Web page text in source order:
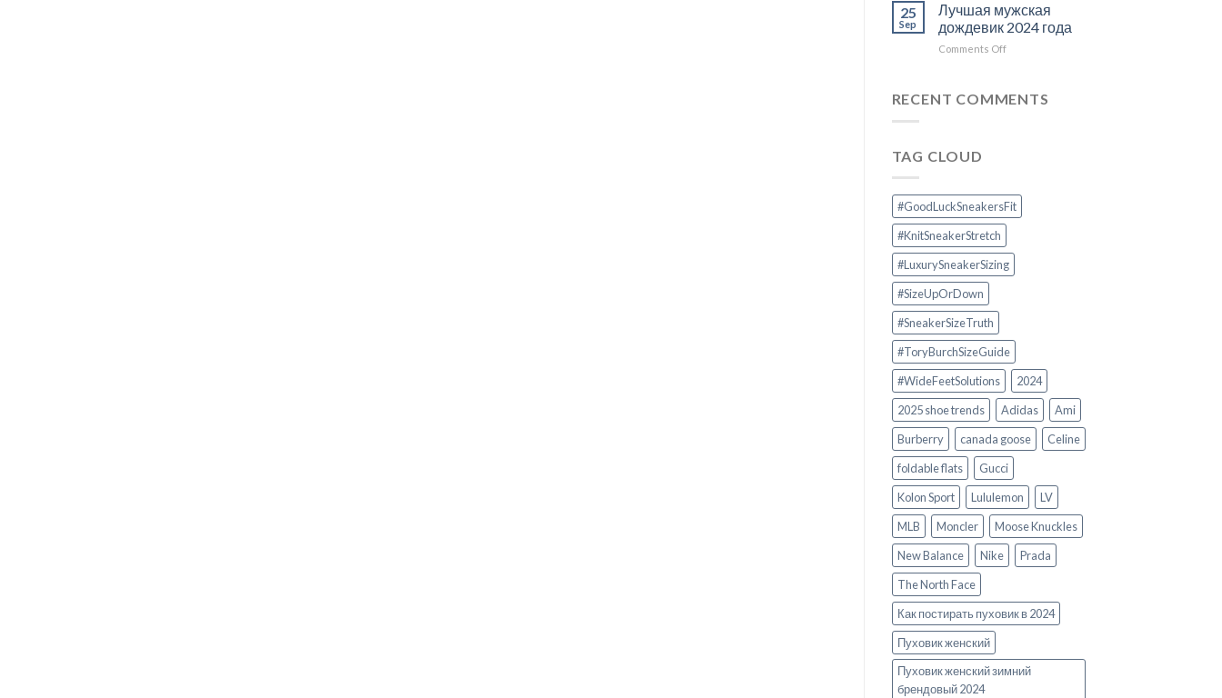
True
to
Size
Wishbone
in
Tory
Luck
25
Sep
Лучшая мужская
дождевик 2024 года
Comments Offon
дождевик
RECENT COMMENTS
TAG CLOUD
#GoodLuckSneakersFit
#KnitSneakerStretch
#LuxurySneakerSizing
#SizeUpOrDown
#SneakerSizeTruth
#ToryBurchSizeGuide
#WideFeetSolutions
2024
2025 shoe trends
Adidas
Ami
Burberry
canada goose
Celine
foldable flats
Gucci
Kolon Sport
Lululemon
LV
MLB
Moncler
Moose Knuckles
New Balance
Nike
Prada
The North Face
Как постирать пуховик в 2024
Пуховик женский
Пуховик женский зимний
брендовый 2024